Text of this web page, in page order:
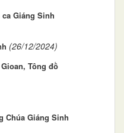
Giáng Sinh
(26/12/2024)
Tông đồ
Chúa Giáng Sinh